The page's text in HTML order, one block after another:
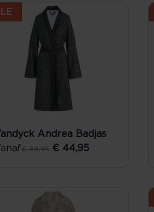
Andrea Badjas
€ 89,95 € 44,95